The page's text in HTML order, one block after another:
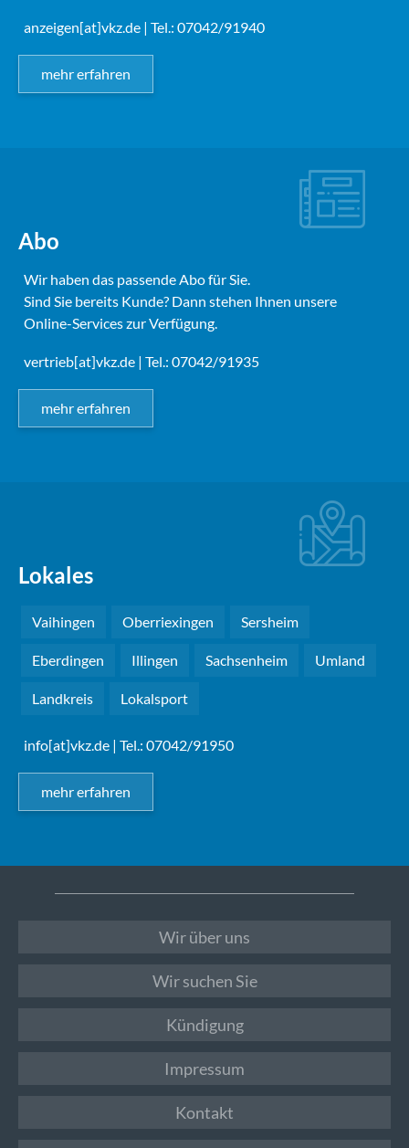
anzeigen[at]vkz.de | Tel.: 07042/91940
mehr erfahren
Abo
Wir haben das passende Abo für Sie.
Sind Sie bereits Kunde? Dann stehen Ihnen unsere
Online-Services zur Verfügung.
vertrieb[at]vkz.de | Tel.: 07042/91935
mehr erfahren
Lokales
Vaihingen Oberriexingen Sersheim
Eberdingen Illingen Sachsenheim Umland
Landkreis Lokalsport
info[at]vkz.de | Tel.: 07042/91950
mehr erfahren
Wir über uns
Wir suchen Sie
Kündigung
Impressum
Kontakt